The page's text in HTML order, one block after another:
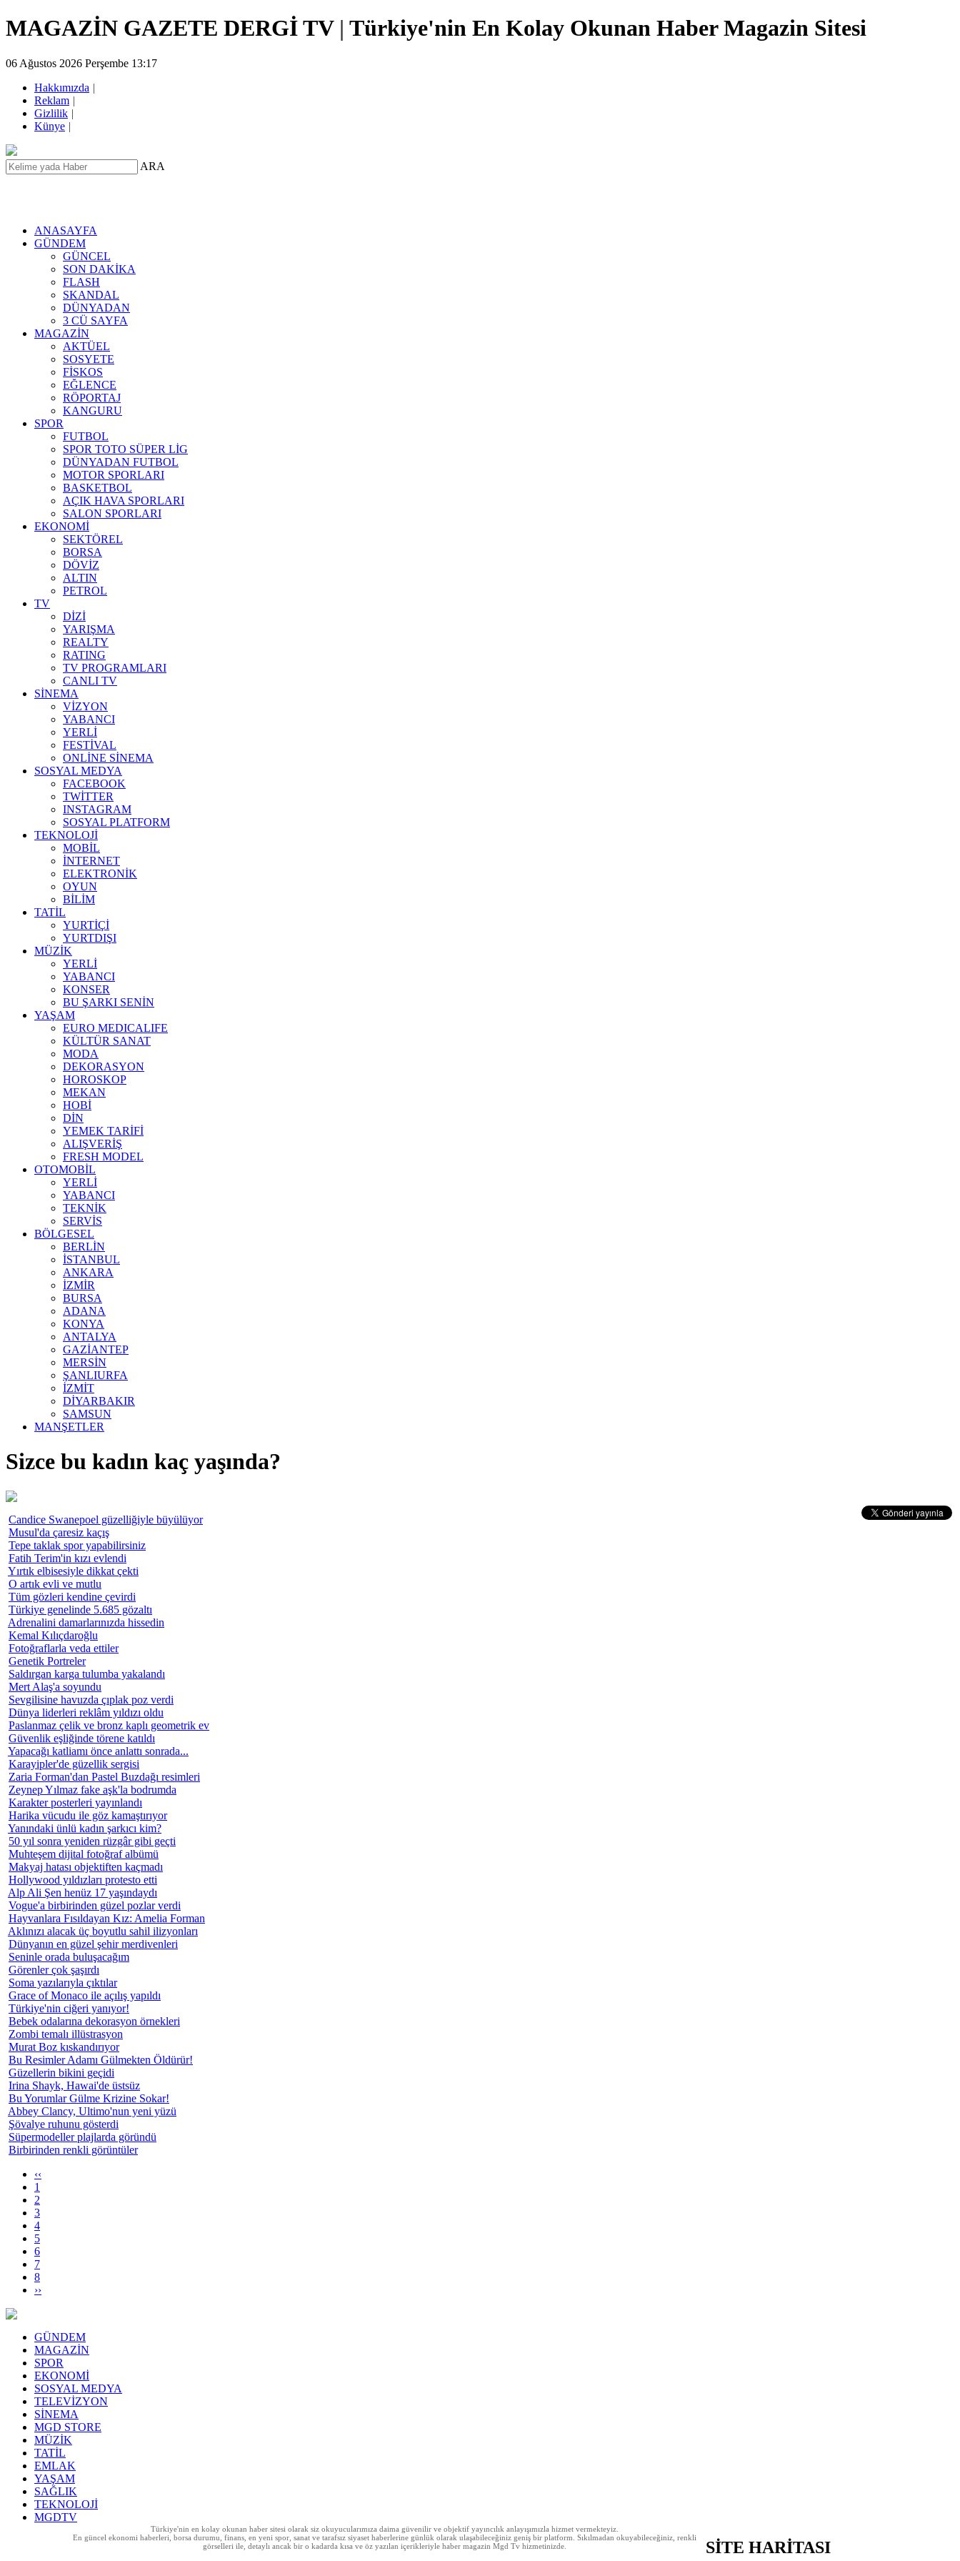
MAGAZİN GAZETE DERGİ TV | Türkiye'nin En Kolay Okunan Haber Magazin Sitesi
06 Ağustos 2026 Perşembe 13:17
Hakkımızda |
Reklam |
Gizlilik |
Künye |
ARA
ANASAYFA
GÜNDEM
GÜNCEL
SON DAKİKA
FLASH
SKANDAL
DÜNYADAN
3 CÜ SAYFA
MAGAZİN
AKTÜEL
SOSYETE
FİSKOS
EĞLENCE
RÖPORTAJ
KANGURU
SPOR
FUTBOL
SPOR TOTO SÜPER LİG
DÜNYADAN FUTBOL
MOTOR SPORLARI
BASKETBOL
AÇIK HAVA SPORLARI
SALON SPORLARI
EKONOMİ
SEKTÖREL
BORSA
DÖVİZ
ALTIN
PETROL
TV
DİZİ
YARIŞMA
REALTY
RATING
TV PROGRAMLARI
CANLI TV
SİNEMA
VİZYON
YABANCI
YERLİ
FESTİVAL
ONLİNE SİNEMA
SOSYAL MEDYA
FACEBOOK
TWİTTER
INSTAGRAM
SOSYAL PLATFORM
TEKNOLOJİ
MOBİL
İNTERNET
ELEKTRONİK
OYUN
BİLİM
TATİL
YURTİÇİ
YURTDIŞI
MÜZİK
YERLİ
YABANCI
KONSER
BU ŞARKI SENİN
YAŞAM
EURO MEDICALIFE
KÜLTÜR SANAT
MODA
DEKORASYON
HOROSKOP
MEKAN
HOBİ
DİN
YEMEK TARİFİ
ALIŞVERİŞ
FRESH MODEL
OTOMOBİL
YERLİ
YABANCI
TEKNİK
SERVİS
BÖLGESEL
BERLİN
İSTANBUL
ANKARA
İZMİR
BURSA
ADANA
KONYA
ANTALYA
GAZİANTEP
MERSİN
ŞANLIURFA
İZMİT
DİYARBAKIR
SAMSUN
MANŞETLER
Sizce bu kadın kaç yaşında?
Candice Swanepoel güzelliğiyle büyülüyor
Musul'da çaresiz kaçış
Tepe taklak spor yapabilirsiniz
Fatih Terim'in kızı evlendi
Yırtık elbisesiyle dikkat çekti
O artık evli ve mutlu
Tüm gözleri kendine çevirdi
Türkiye genelinde 5.685 gözaltı
Adrenalini damarlarınızda hissedin
Kemal Kılıçdaroğlu
Fotoğraflarla veda ettiler
Genetik Portreler
Saldırgan karga tulumba yakalandı
Mert Alaş'a soyundu
Sevgilisine havuzda çıplak poz verdi
Dünya liderleri reklâm yıldızı oldu
Paslanmaz çelik ve bronz kaplı geometrik ev
Güvenlik eşliğinde törene katıldı
Yapacağı katliamı önce anlattı sonrada...
Karayipler'de güzellik sergisi
Zaria Forman'dan Pastel Buzdağı resimleri
Zeynep Yılmaz fake aşk'la bodrumda
Karakter posterleri yayınlandı
Harika vücudu ile göz kamaştırıyor
Yanındaki ünlü kadın şarkıcı kim?
50 yıl sonra yeniden rüzgâr gibi geçti
Muhteşem dijital fotoğraf albümü
Makyaj hatası objektiften kaçmadı
Hollywood yıldızları protesto etti
Alp Ali Şen henüz 17 yaşındaydı
Vogue'a birbirinden güzel pozlar verdi
Hayvanlara Fısıldayan Kız: Amelia Forman
Aklınızı alacak üç boyutlu sahil ilizyonları
Dünyanın en güzel şehir merdivenleri
Seninle orada buluşacağım
Görenler çok şaşırdı
Soma yazılarıyla çıktılar
Grace of Monaco ile açılış yapıldı
Türkiye'nin ciğeri yanıyor!
Bebek odalarına dekorasyon örnekleri
Zombi temalı illüstrasyon
Murat Boz kıskandırıyor
Bu Resimler Adamı Gülmekten Öldürür!
Güzellerin bikini geçidi
Irina Shayk, Hawai'de üstsüz
Bu Yorumlar Gülme Krizine Sokar!
Abbey Clancy, Ultimo'nun yeni yüzü
Şövalye ruhunu gösterdi
Süpermodeller plajlarda göründü
Birbirinden renkli görüntüler
‹‹
1
2
3
4
5
6
7
8
››
GÜNDEM
MAGAZİN
SPOR
EKONOMİ
SOSYAL MEDYA
TELEVİZYON
SİNEMA
MGD STORE
MÜZİK
TATİL
EMLAK
YAŞAM
SAĞLIK
TEKNOLOJİ
MGDTV
Türkiye'nin en kolay okunan haber sitesi olarak siz okuyucularımıza daima güvenilir ve objektif yayıncılık anlayışımızla hizmet vermekteyiz.
En güncel ekonomi haberleri, borsa durumu, finans, en yeni spor, sanat ve tarafsız siyaset haberlerine günlük olarak ulaşabileceğiniz geniş bir platform. Sıkılmadan okuyabileceğiniz, renkli
görselleri ile, detaylı ancak bir o kadarda kısa ve öz yazılan içerikleriyle haber magazin Mgd Tv hizmetinizde.
SİTE HARİTASI